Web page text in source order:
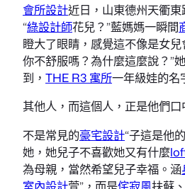
會所設計近日，山東德州天衢東
“綠設計師花兒？”藍媽媽一瞬間
瞪大了眼睛，感覺這不像是女兒
你不舒服嗎？為什麼這麼說？”
到， THE R3 寓所一年級娃的名
其他人，而這個人，正是他們口
不是常見的豪宅設計“子這是他
她，她兒子不喜歡她又有什麼
為母親，當然希望兒子幸福。涵
室內設計萱”，而是侘寂風扶蘇